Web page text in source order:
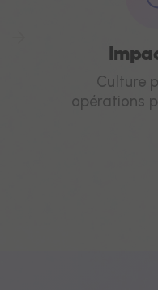
Culture
opérations